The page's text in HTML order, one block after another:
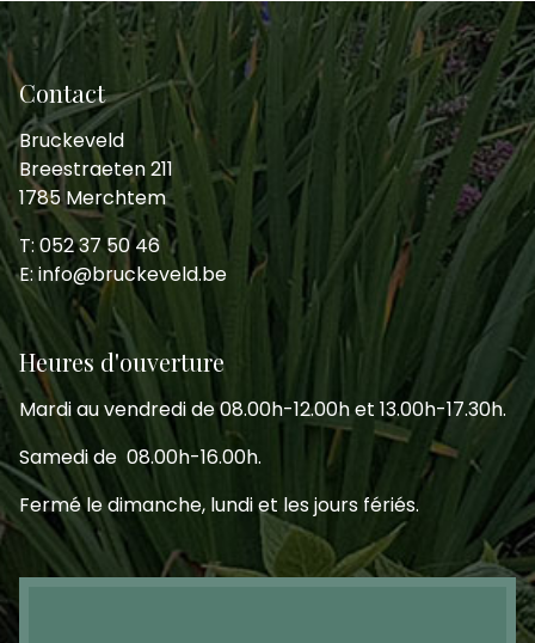
Contact
Bruckeveld
Breestraeten 211
1785 Merchtem
T: 052 37 50 46
E: info@bruckeveld.be
Heures d'ouverture
Mardi au vendredi de 08.00h-12.00h et 13.00h-17.30h.
Samedi de 08.00h-16.00h.
Fermé le dimanche, lundi et les jours fériés.